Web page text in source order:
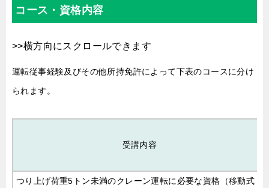
コース・資格内容
運転従事経験及びその他所持免許によって下表のコースに分け
られます。
受講内容
つり上げ荷重5トン未満のクレーン運転に必要な資格（移動式